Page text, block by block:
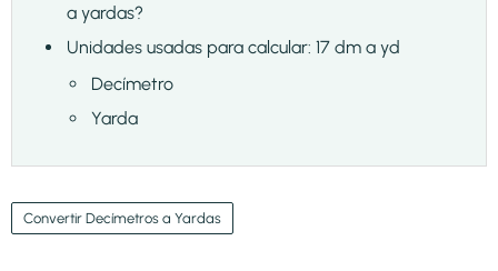
a yardas?
Unidades usadas para calcular: 17 dm a yd
Decímetro
Yarda
Convertir Decímetros a Yardas